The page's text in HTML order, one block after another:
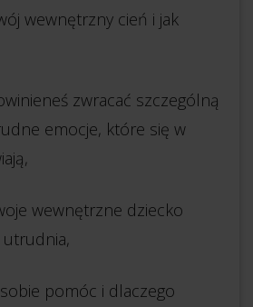
wewnętrzny cień i jak
zwracać szczególną
emocje, które się w
wewnętrzne dziecko
utrudnia,
pomóc i dlaczego